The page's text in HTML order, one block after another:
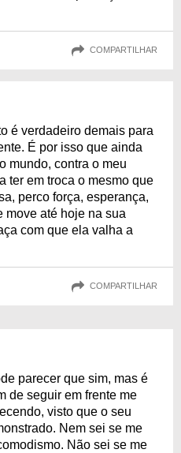
COMPARTILHAR
é verdadeiro demais para
É por isso que ainda
mundo, contra o meu
ter em troca o mesmo que
perco força, esperança,
move até hoje na sua
com que ela valha a
COMPARTILHAR
parecer que sim, mas é
de seguir em frente me
visto que o seu
Nem sei se me
Não sei se me